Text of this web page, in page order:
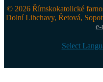
© 2026 Římskokatolické
Dolní Libchavy, Řetová,
Select